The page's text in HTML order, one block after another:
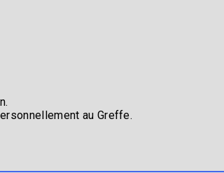
au Greffe.